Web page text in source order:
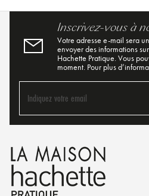
Inscrivez-vous à
Votre adresse e-mail sera
envoyer des informations
Hachette Pratique. Vous
moment. Pour plus
Indiquez votre email